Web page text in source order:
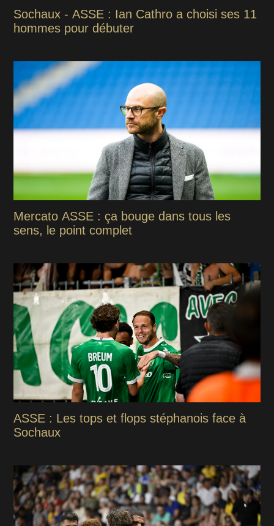
Sochaux - ASSE : Ian Cathro a choisi ses 11
hommes pour débuter
Mercato ASSE : ça bouge dans tous les
sens, le point complet
ASSE : Les tops et flops stéphanois face à
Sochaux